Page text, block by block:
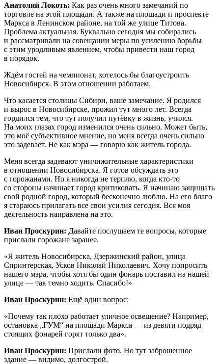
Анатолий Локоть: Как раз очень много замечаний по
торговле на этой площади. А также на площади и проспекте
Маркса в Ленинском районе, на той же улице Титова.
Проблема актуальная. Буквально сегодня мы собирались
и рассматривали на совещании меры по усилению борьбы
с этим уродливым явлением, чтобы привести наш город
в порядок.
Ждём гостей на чемпионат, хотелось бы благоустроить
Новосибирск. В этом отношении работаем.
Что касается столицы Сибири, ваше замечание. Я родился
и вырос в Новосибирске, прожил тут много лет. Всегда
гордился тем, что тут получил путёвку в жизнь, учился.
На моих глазах город изменился очень сильно. Может быть,
это моё субъективное мнение, но меня всегда очень сильно
это задевает. Не как мэра — говорю как житель города.
Меня всегда задевают уничижительные характеристики
в отношении Новосибирска. Я готов обсуждать это
с горожанами. Но я никогда не терплю, когда кто-то
со стороны начинает город критиковать. Я начинаю защищать
свой родной город, который бесконечно люблю. На его благо
я стараюсь прилагать все свои усилия сегодня. Вся моя
деятельность направлена на это.
Иван Проскурин: Давайте послушаем те вопросы, которые
прислали горожане заранее.
«Я житель Новосибирска, Дзержинский район, улица
Спринтерская, Усков Николай Николаевич. Хочу попросить
нашего мэра, чтобы хотя бы один фонарь поставил на нашей
улице — так темно ходить. Спасибо!»
Иван Проскурин: Ещё один вопрос:
«Почему так плохо работает уличное освещение? Например,
остановка „ГУМ“ на площади Маркса — из девяти подряд
стоящих фонарей горят только два».
Иван Проскурин: Прислали фото. Но тут заброшенное
здание — видимо, долгострой.